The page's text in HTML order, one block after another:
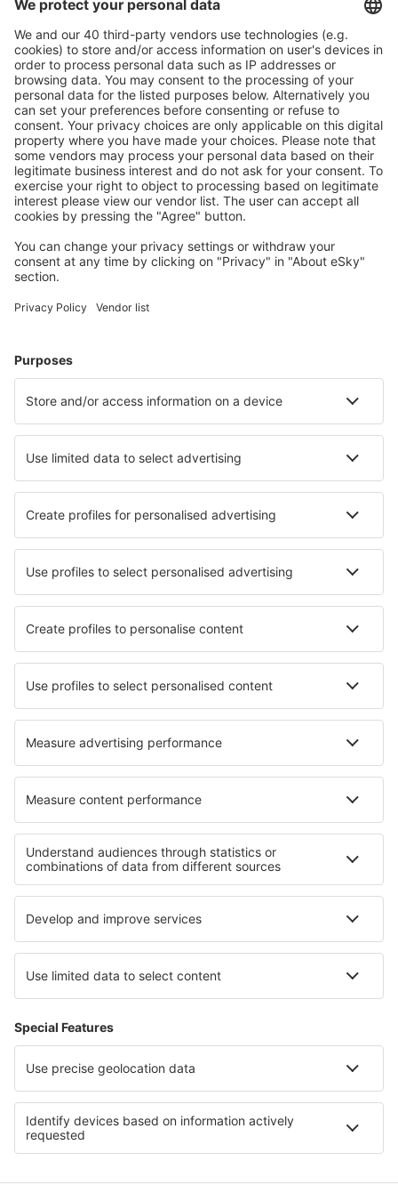
Salen Scandinavian Mountains Apt. (SCR)
Skelleftea Airport (SFT)
Stockholm
Malmo Sturup (MMX)
Sundsvall Harnosand (SDL)
Sveg Airport (EVG)
Trollhättan-Vänersborg Airport (THN)
Umea Airport (UME)
Visby Airport (VBY)
Stockholm
Vaxjo Smaland (VXO)